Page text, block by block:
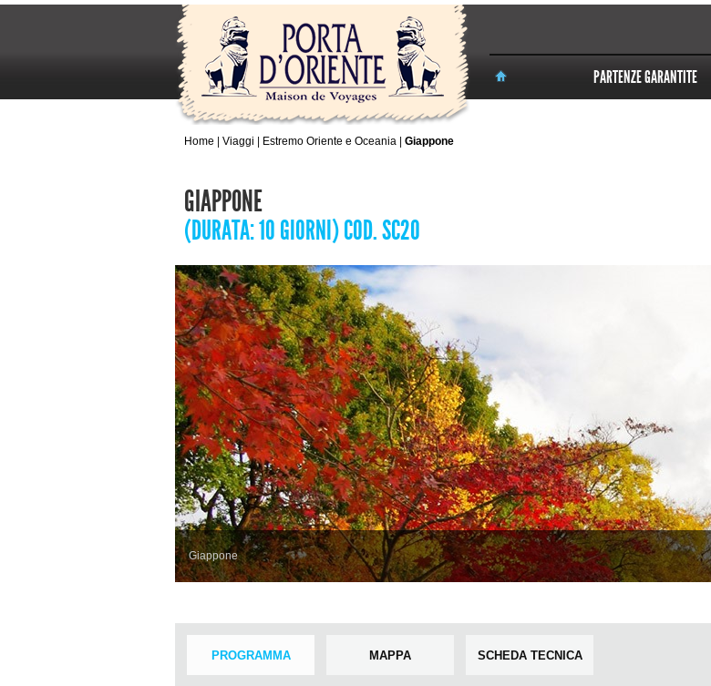
PARTENZE GARANTITE
Home Viaggi Estremo Oriente e Oceania Giappone
GIAPPONE
(DURATA: 10 GIORNI) COD. SC20
Giappone
PROGRAMMA MAPPA SCHEDA TECNICA